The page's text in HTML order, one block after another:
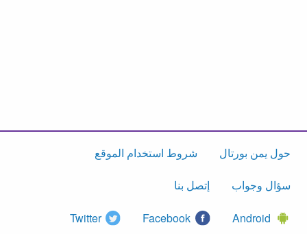
حول يمن بورتال شروط استخدام الموقع
سؤال وجواب إتصل بنا
Android
Facebook
Twitter